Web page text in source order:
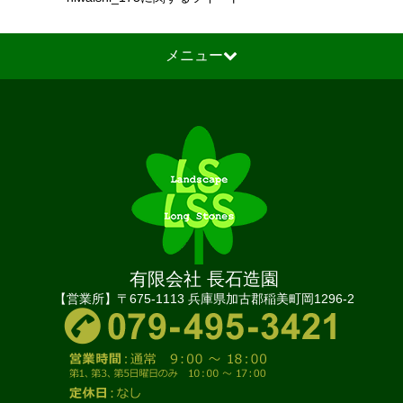
メニュー
有限会社 長石造園
【営業所】〒675-1113 兵庫県加古郡稲美町岡1296-2